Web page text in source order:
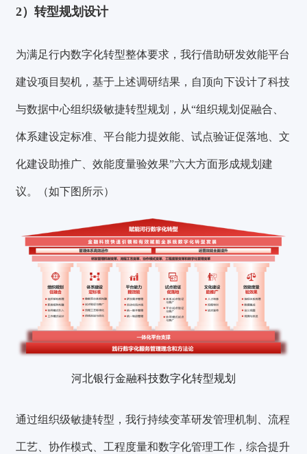
2）转型规划设计
为满足行内数字化转型整体要求，我行借助研发效能平台
建设项目契机，基于上述调研结果，自顶向下设计了科技
与数据中心组织级敏捷转型规划，从“组织规划促融合、
体系建设定标准、平台能力提效能、试点验证促落地、文
化建设助推广、效能度量验效果”六大方面形成规划建
议。（如下图所示）
河北银行金融科技数字化转型规划
通过组织级敏捷转型 ，我行持续变革研发管理机制、流程
工艺、协作模式、工程度量和数字化管理工作，综合提升